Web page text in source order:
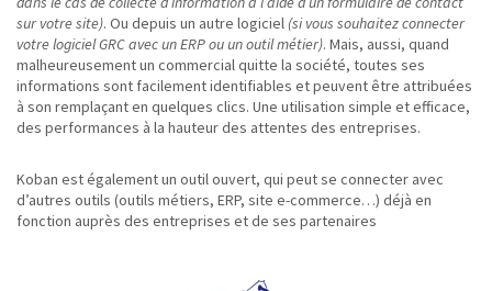
sur votre site). Ou depuis un autre logiciel (si vous souhaitez connecter
votre logiciel GRC avec un ERP ou un outil métier). Mais, aussi, quand
malheureusement un commercial quitte la société, toutes ses
informations sont facilement identifiables et peuvent être attribuées
à son remplaçant en quelques clics. Une utilisation simple et efficace,
des performances à la hauteur des attentes des entreprises.
Koban est également un outil ouvert, qui peut se connecter avec
d’autres outils (outils métiers, ERP, site e-commerce…) déjà en
fonction auprès des entreprises et de ses partenaires